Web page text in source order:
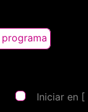
Iniciar en [